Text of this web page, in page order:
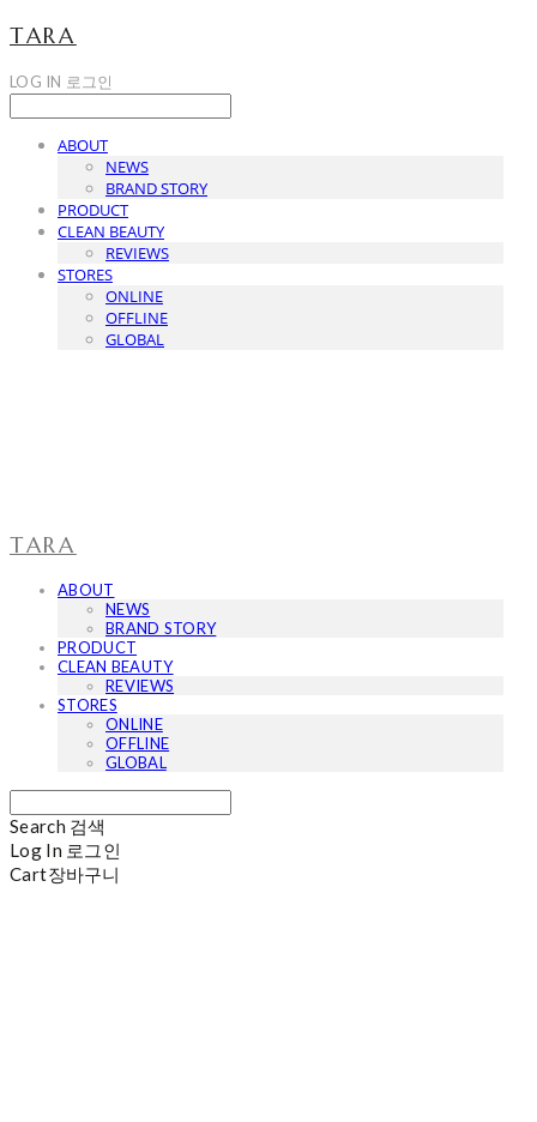
TARA
LOG IN 로그인
ABOUT
NEWS
BRAND STORY
PRODUCT
CLEAN BEAUTY
REVIEWS
STORES
ONLINE
OFFLINE
GLOBAL
TARA
ABOUT
NEWS
BRAND STORY
PRODUCT
CLEAN BEAUTY
REVIEWS
STORES
ONLINE
OFFLINE
GLOBAL
Search 검색
Log In 로그인
Cart장바구니